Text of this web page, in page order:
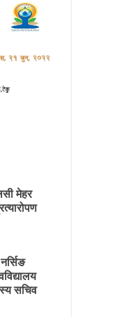
मेहर
सचिव